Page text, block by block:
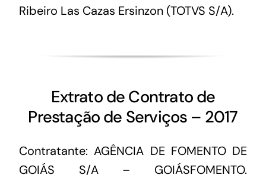
Ribeiro Las Cazas Ersinzon (TOTVS S/A).
Extrato de Contrato de
Prestação de Serviços – 2017
Contratante: AGÊNCIA DE FOMENTO DE
GOIÁS S/A – GOIÁSFOMENTO.